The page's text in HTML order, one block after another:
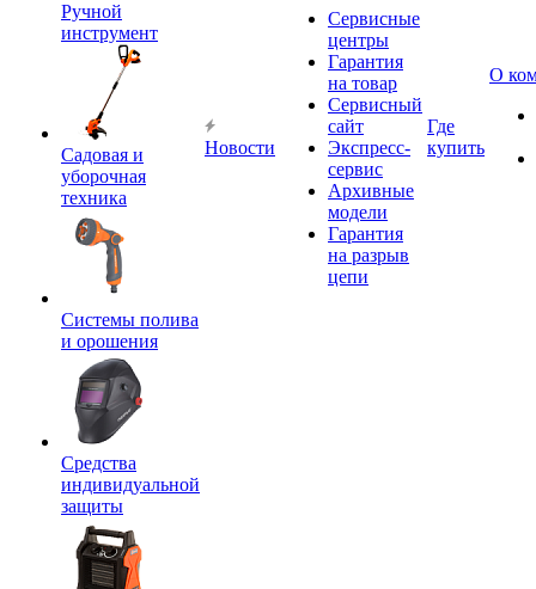
Ручной
инструмент
Садовая и
уборочная
техника
Системы полива
и орошения
Средства
индивидуальной
защиты
Новости
Сервисные
центры
Гарантия
на товар
Сервисный
сайт
Экспресс-
сервис
Архивные
модели
Гарантия
на разрыв
цепи
Где
купить
О